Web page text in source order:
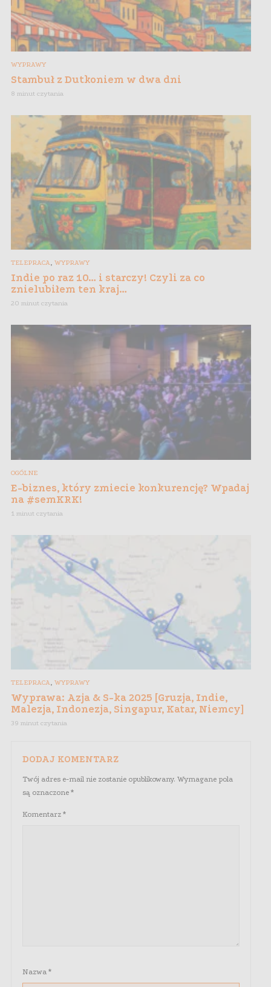
WYPRAWY
Stambuł z Dutkoniem w dwa dni
8 minut czytania
TELEPRACA, WYPRAWY
Indie po raz 10… i starczy! Czyli za co
znielubiłem ten kraj…
20 minut czytania
OGÓLNE
E-biznes, który zmiecie konkurencję? Wpadaj
na #semKRK!
1 minut czytania
TELEPRACA, WYPRAWY
Wyprawa: Azja & S-ka 2025 [Gruzja, Indie,
Malezja, Indonezja, Singapur, Katar, Niemcy]
39 minut czytania
DODAJ KOMENTARZ
Twój adres e-mail nie zostanie opublikowany. Wymagane pola
są oznaczone *
Komentarz *
Nazwa *